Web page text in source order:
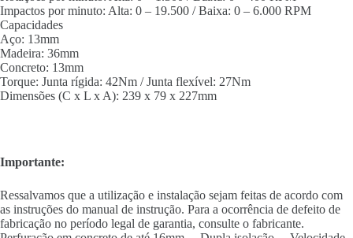
Impactos por minuto: Alta: 0 – 19.500 / Baixa: 0 – 6.000 RPM
Capacidades
Aço: 13mm
Madeira: 36mm
Concreto: 13mm
Torque: Junta rígida: 42Nm / Junta flexível: 27Nm
Dimensões (C x L x A): 239 x 79 x 227mm
Importante:
Ressalvamos que a utilização e instalação sejam feitas de acordo com
as instruções do manual de instrução. Para a ocorrência de defeito de
fabricação no período legal de garantia, consulte o fabricante.